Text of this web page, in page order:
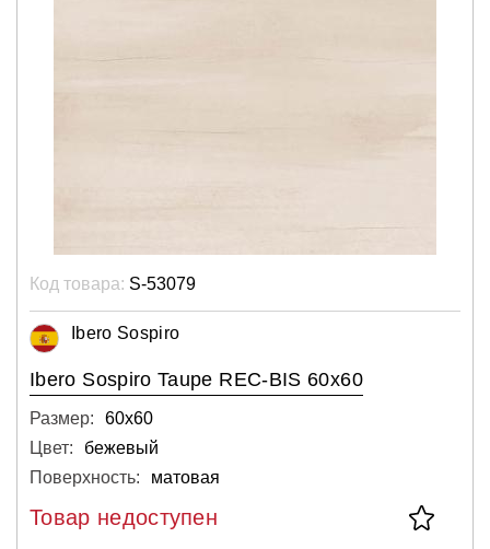
Код товара: S-53079
Ibero Sospiro
Ibero Sospiro Taupe REC-BIS 60х60
Размер:
60х60
Цвет:
бежевый
Поверхность:
матовая
Товар недоступен